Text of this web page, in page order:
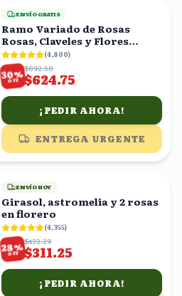
ENVÍO GRATIS
Ramo Variado de Rosas
Rosas, Claveles y Flores
Mixtas con Eucalipto
(4,800)
30%
OFF
$892.50
$624.75
¡PEDIR AHORA!
ENTREGA URGENTE
ENVÍO HOY
Girasol, astromelia y 2 rosas
en florero
(4,355)
28%
OFF
$432.29
$311.25
¡PEDIR AHORA!